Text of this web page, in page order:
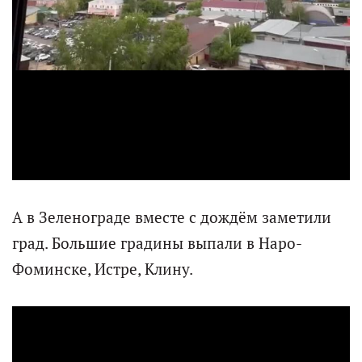
a
i
d
e
А в Зеленограде вместе с дождём заметили
град. Большие градины выпали в Наро-
Фоминске, Истре, Клину.